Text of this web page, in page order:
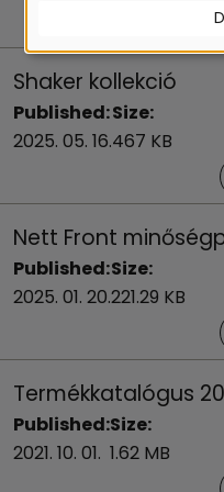
Shaker kollekció
Published:
2025. 05. 16.
Size:
467 KB
Nett Front
Published:
2025. 01. 20.
Size:
221.29 KB
Termékkatalógus
Published:
2021. 10. 01.
Size:
1.62 MB